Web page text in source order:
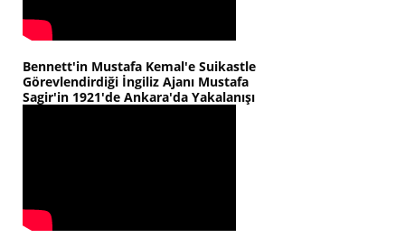
Bennett'in Mustafa Kemal'e Suikastle
Görevlendirdiği İngiliz Ajanı Mustafa
Sagir'in 1921'de Ankara'da Yakalanışı